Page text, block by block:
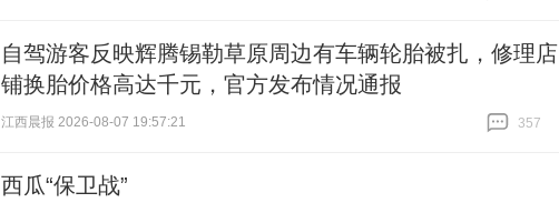
自驾游客反映辉腾锡勒草原周边有车辆轮胎被扎，修理店
铺换胎价格高达千元，官方发布情况通报
江西晨报 2026-08-07 19:57:21
357
西瓜“保卫战”